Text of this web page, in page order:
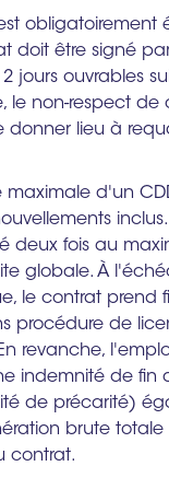
obligatoirement
doit être signé
jours ouvrables
le non-respect de
donner lieu à
maximale d'un
deux fois au
globale. À
le contrat prend
procédure de
revanche,
indemnité de fin
de précarité)
brute totale
contrat.